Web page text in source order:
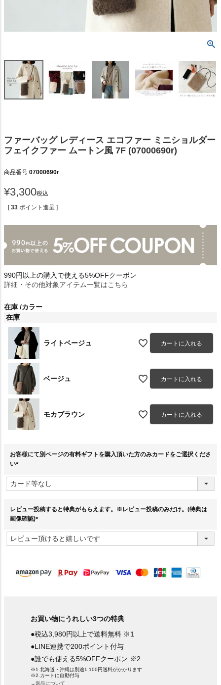
ファーバッグ レディース エコファー ミニショルダー
フェイクファー ムートン風 7F (07000690r)
商品番号 07000690r
¥3,300税込
[ 33 ポイント進呈 ]
990円以上の購入で使える5%OFFクーポン
詳細・その他対象アイテム一覧はこちら
在庫 カラー
在庫
ライトベージュ カートに入れる
ベージュ カートに入れる
モカブラウン カートに入れる
お客様にて別ページの有料ギフトを購入頂いた方のみカードをご選択くださ
い
必
須
レビュー投稿すると特典がもらえます。※レビュー投稿のみだけ。(特典は
画像確認)
必
須
お買い物にうれしい3つの特典
●税込3,980円以上で送料無料 ※1
●LINE連携で200ポイント付与
●誰でも使える5%OFFクーポン ※2
※1.北海道・沖縄は別途1,100円送料がかかります
※2.カートに自動付与
→返品について